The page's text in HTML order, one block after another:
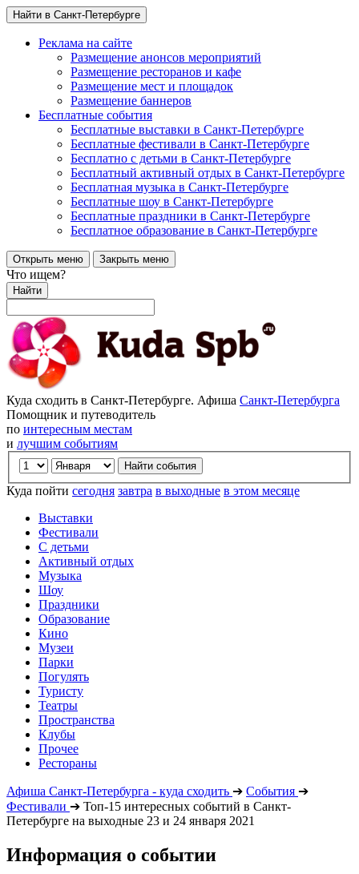
Найти в Санкт-Петербурге
Реклама на сайте
Размещение анонсов мероприятий
Размещение ресторанов и кафе
Размещение мест и площадок
Размещение баннеров
Бесплатные события
Бесплатные выставки в Санкт-Петербурге
Бесплатные фестивали в Санкт-Петербурге
Бесплатно с детьми в Санкт-Петербурге
Бесплатный активный отдых в Санкт-Петербурге
Бесплатная музыка в Санкт-Петербурге
Бесплатные шоу в Санкт-Петербурге
Бесплатные праздники в Санкт-Петербурге
Бесплатное образование в Санкт-Петербурге
Открыть меню Закрыть меню
Что ищем?
Найти
Куда сходить в Санкт-Петербурге. Афиша Санкт-Петербурга
Помощник и путеводитель
по интересным местам
и лучшим событиям
Куда пойти сегодня завтра в выходные в этом месяце
Выставки
Фестивали
С детьми
Активный отдых
Музыка
Шоу
Праздники
Образование
Кино
Музеи
Парки
Погулять
Туристу
Театры
Пространства
Клубы
Прочее
Рестораны
Афиша Санкт-Петербурга - куда сходить ➔ События ➔
Фестивали ➔ Топ-15 интересных событий в Санкт-
Петербурге на выходные 23 и 24 января 2021
Информация о событии